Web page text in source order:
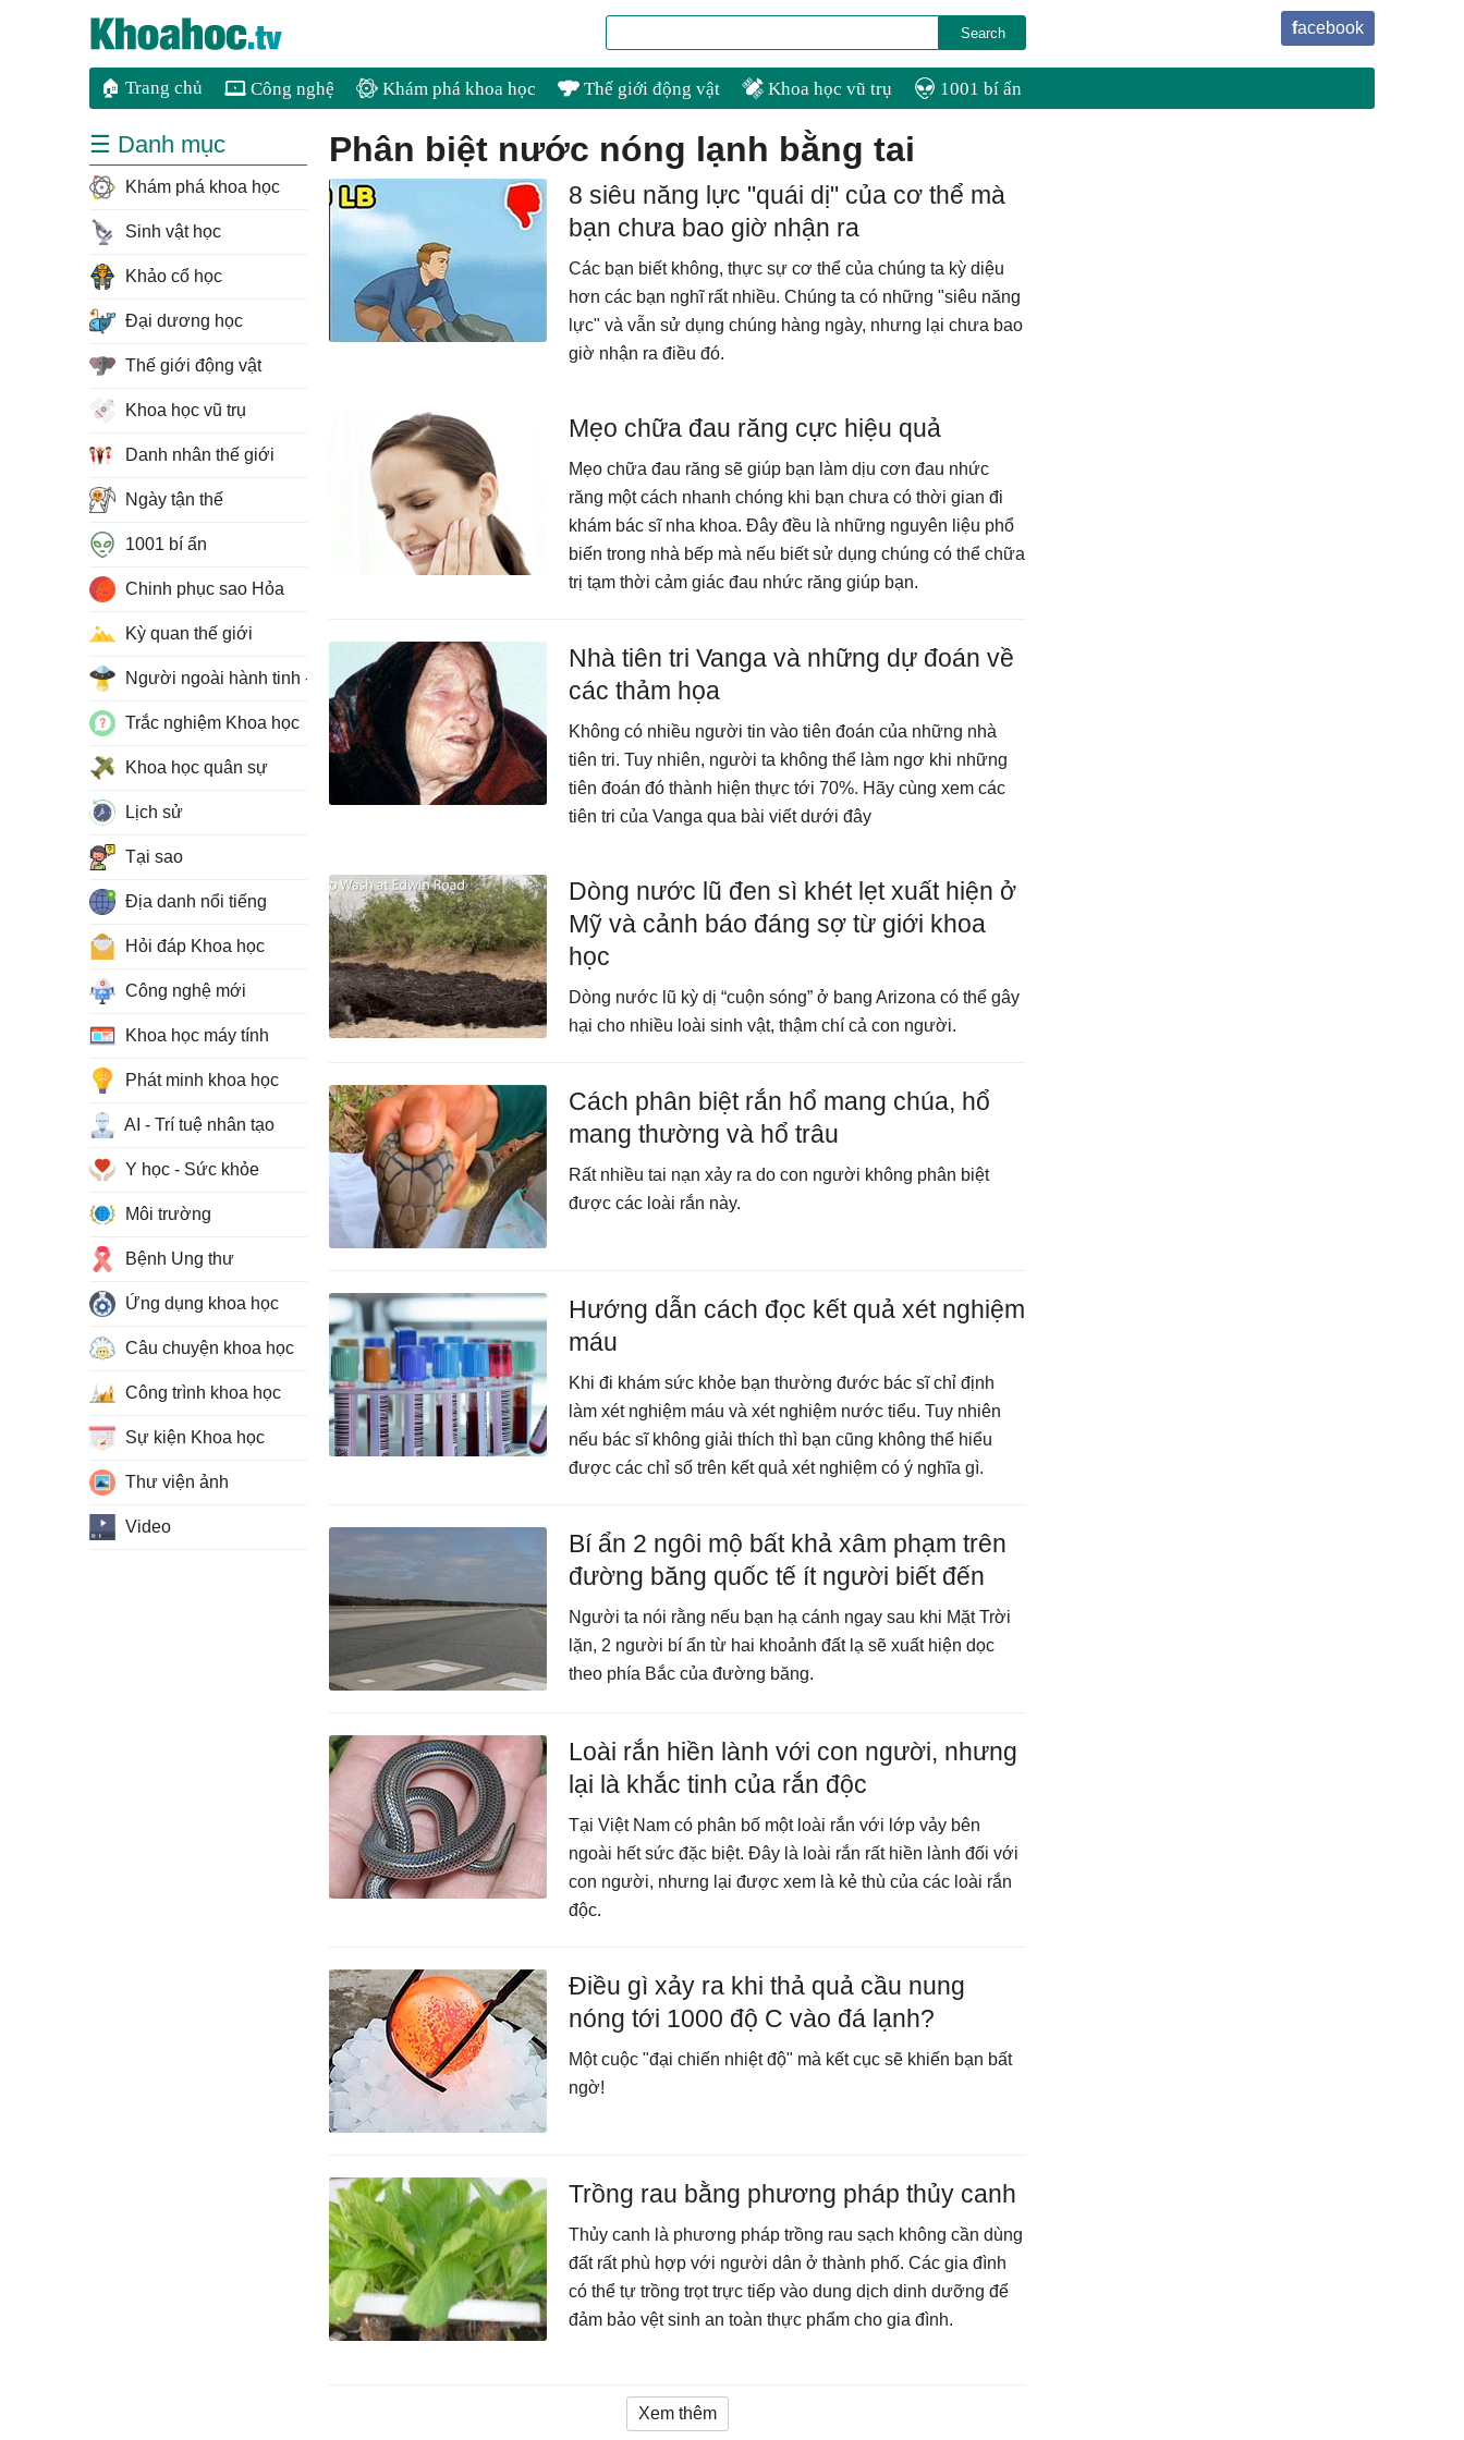
facebook
🏠 Trang chủ Công nghệ Khám phá khoa học Thế giới động vật Khoa học vũ trụ 1001 bí ẩn
phân biệt nước nóng lạnh bằng tai
8 siêu năng lực "quái dị" của cơ thể mà
bạn chưa bao giờ nhận ra
Các bạn biết không, thực sự cơ thể của chúng ta kỳ diệu
hơn các bạn nghĩ rất nhiều. Chúng ta có những "siêu năng
lực" và vẫn sử dụng chúng hàng ngày, nhưng lại chưa bao
giờ nhận ra điều đó.
Mẹo chữa đau răng cực hiệu quả
Mẹo chữa đau răng sẽ giúp bạn làm dịu cơn đau nhức
răng một cách nhanh chóng khi bạn chưa có thời gian đi
khám bác sĩ nha khoa. Đây đều là những nguyên liệu phổ
biến trong nhà bếp mà nếu biết sử dụng chúng có thể chữa
trị tạm thời cảm giác đau nhức răng giúp bạn.
Nhà tiên tri Vanga và những dự đoán về
các thảm họa
Không có nhiều người tin vào tiên đoán của những nhà
tiên tri. Tuy nhiên, người ta không thể làm ngơ khi những
tiên đoán đó thành hiện thực tới 70%. Hãy cùng xem các
tiên tri của Vanga qua bài viết dưới đây
Dòng nước lũ đen sì khét lẹt xuất hiện ở
Mỹ và cảnh báo đáng sợ từ giới khoa
học
Dòng nước lũ kỳ dị “cuộn sóng” ở bang Arizona có thể gây
hại cho nhiều loài sinh vật, thậm chí cả con người.
Cách phân biệt rắn hổ mang chúa, hổ
mang thường và hổ trâu
Rất nhiều tai nạn xảy ra do con người không phân biệt
được các loài rắn này.
Hướng dẫn cách đọc kết quả xét nghiệm
máu
Khi đi khám sức khỏe bạn thường đước bác sĩ chỉ định
làm xét nghiệm máu và xét nghiệm nước tiểu. Tuy nhiên
nếu bác sĩ không giải thích thì bạn cũng không thể hiểu
được các chỉ số trên kết quả xét nghiệm có ý nghĩa gì.
Bí ẩn 2 ngôi mộ bất khả xâm phạm trên
đường băng quốc tế ít người biết đến
Người ta nói rằng nếu bạn hạ cánh ngay sau khi Mặt Trời
lặn, 2 người bí ẩn từ hai khoảnh đất lạ sẽ xuất hiện dọc
theo phía Bắc của đường băng.
Loài rắn hiền lành với con người, nhưng
lại là khắc tinh của rắn độc
Tại Việt Nam có phân bố một loài rắn với lớp vảy bên
ngoài hết sức đặc biệt. Đây là loài rắn rất hiền lành đối với
con người, nhưng lại được xem là kẻ thù của các loài rắn
độc.
Điều gì xảy ra khi thả quả cầu nung
nóng tới 1000 độ C vào đá lạnh?
Một cuộc "đại chiến nhiệt độ" mà kết cục sẽ khiến bạn bất
ngờ!
Trồng rau bằng phương pháp thủy canh
Thủy canh là phương pháp trồng rau sạch không cần dùng
đất rất phù hợp với người dân ở thành phố. Các gia đình
có thể tự trồng trọt trực tiếp vào dung dịch dinh dưỡng để
đảm bảo vệt sinh an toàn thực phẩm cho gia đình.
Xem thêm
☰ Danh mục
Khám phá khoa học
Sinh vật học
Khảo cổ học
Đại dương học
Thế giới động vật
Khoa học vũ trụ
Danh nhân thế giới
Ngày tận thế
1001 bí ẩn
Chinh phục sao Hỏa
Kỳ quan thế giới
Người ngoài hành tinh - UFO
Trắc nghiệm Khoa học
Khoa học quân sự
Lịch sử
Tại sao
Địa danh nổi tiếng
Hỏi đáp Khoa học
Công nghệ mới
Khoa học máy tính
Phát minh khoa học
AI - Trí tuệ nhân tạo
Y học - Sức khỏe
Môi trường
Bệnh Ung thư
Ứng dụng khoa học
Câu chuyện khoa học
Công trình khoa học
Sự kiện Khoa học
Thư viện ảnh
Video